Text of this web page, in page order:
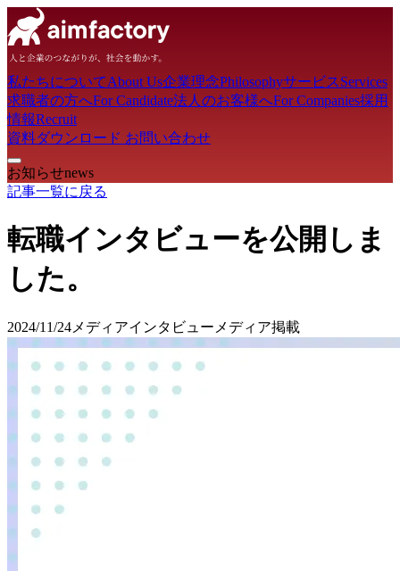
私たちについてAbout Us企業理念PhilosophyサービスServices
求職者の方へFor Candidate法人のお客様へFor Companies採用
情報Recruit
資料ダウンロード お問い合わせ
お知らせnews
記事一覧に戻る
転職インタビューを公開しま
した。
2024/11/24 メディアインタビュー メディア掲載